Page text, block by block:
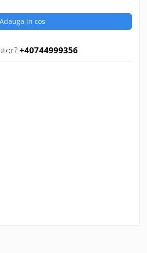
Adauga in cos
+40744999356